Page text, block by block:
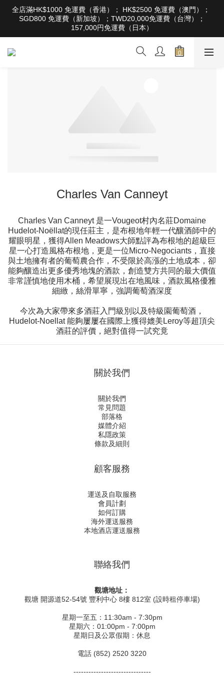
根據香港法律，不得在業務過程中，向未成年人售賣或供應令人醺
醉的酒類。Under the law of Hong Kong, intoxicating liquor must
not be sold or supplied to a minor in the course of business
全店滿HK$1000 免運費（香港）； HK$2500 免運費（澳門）；
SGD800 免運費（新加坡）；TWD20,000免運費（台灣）；
157,000円免運費（日本）
根據香港法律，不得在業務過程中，向未成年人售賣或供應令人醺
醉的酒類。Under the law of Hong Kong, intoxicating liquor must
Charles Van Canneyt
Charles Van Canneyt 是一Vougeot村內名莊Domaine
Hudelot-Noëllat的現任莊主，是布根地年輕一代釀酒師中的
耀眼明星，獲得Allen Meadows大師點評為布根地的超級巨
星一心打造風格布根地，更是一位Micro-Negociants，直接
與土地擁有者的葡萄農合作，不受限於高漲的土地成本，卻
能夠釀造出更多優秀地塊的酒款，創造雙方共同的最大價值
非常謹慎地使用木桶，希望展現出在地風味，酒款風格優雅
細緻，絲滑單寧，強調葡萄酒深度
今次為大家帶來多酒莊入門級別以及特級園葡萄酒，
Hudelot-Noellat 能夠屢屢在國際上獲得媲美Leroy等超頂尖
酒莊的評價，絕對值得一試究竟
關於我們
關於我們
常見問題
部落格
媒體介紹
私隱政策
條款及細則
顧客服務
運送及自取服務
會員計劃
如何訂購
海外運送服務
本地酒店運送服務
聯絡我們
觀塘地址：
觀塘 開源道52-54號 豐利中心 8樓 812室 (設時租停車場)
星期一至五：11:30am - 7:30pm
星期六：01:00pm - 7:00pm
星期日及公眾假期：休息
電話 (852) 2520 3220
-------------------------------